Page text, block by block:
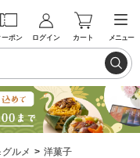
ーポン ログイン カート メニュー
ルメ
洋菓子